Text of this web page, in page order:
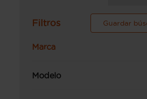
Filtros Guardar
Marca
Modelo